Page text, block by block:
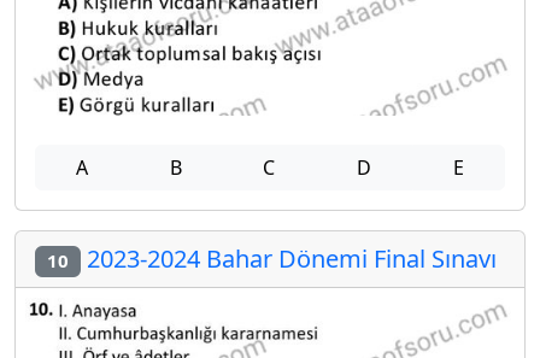
A B C D E
10 2023-2024 Bahar Dönemi Final Sınavı